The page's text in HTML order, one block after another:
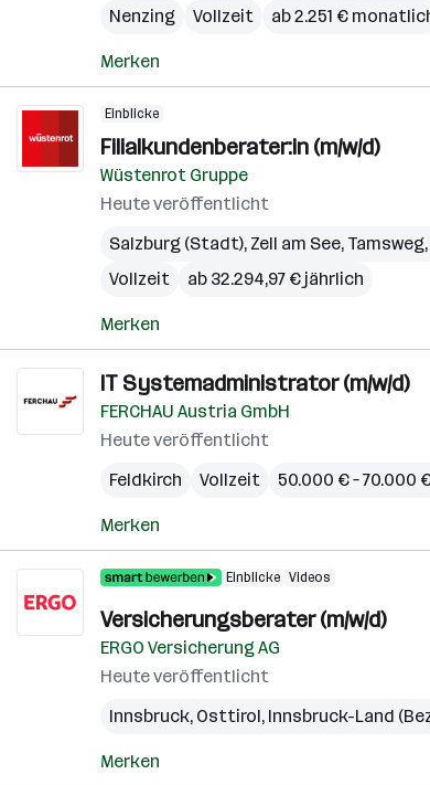
Nenzing
Vollzeit ab 2.251 €
Merken
Einblicke
Filialkundenberater:in (m/w/d)
Wüstenrot Gruppe
Heute veröffentlicht
Salzburg (Stadt), Zell am See, Tamsweg,
Vollzeit
ab 32.294,97 € jährlich
Merken
IT Systemadministrator (m/w/d)
FERCHAU Austria GmbH
Heute veröffentlicht
Feldkirch
Vollzeit 50.000 € – 70.000
Merken
Einblicke Videos
Versicherungsberater (m/w/d)
ERGO Versicherung AG
Heute veröffentlicht
Innsbruck, Osttirol, Innsbruck-Land
Merken